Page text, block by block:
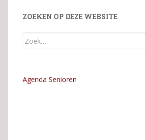
ZOEKEN OP DEZE WEBSITE
Zoek
Agenda Senioren